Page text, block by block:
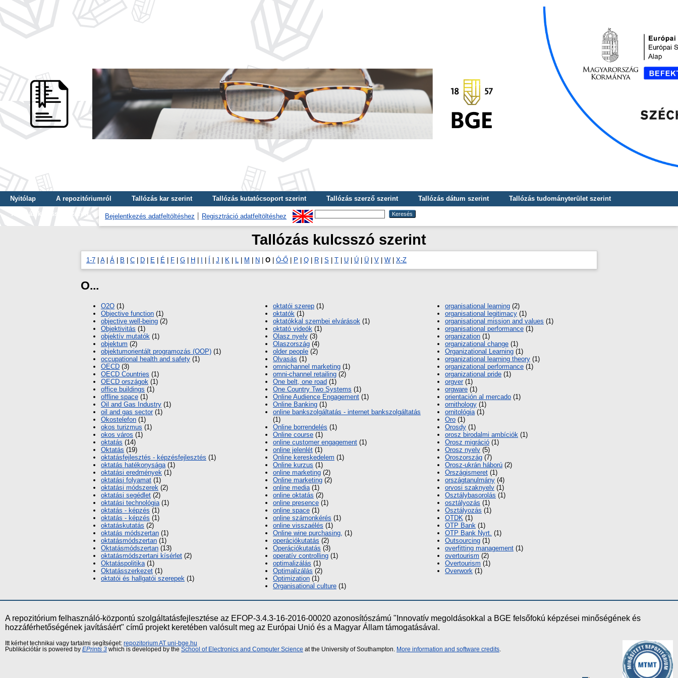
Nyitólap A repozitóriumról Tallózás kar szerint Tallózás kutatócsoport szerint Tallózás szerző szerint Tallózás dátum szerint
Tallózás tudományterület szerint
Tallózás kulcsszó szerint
Bejelentkezés adatfeltöltéshez Regisztráció adatfeltöltéshez
Tallózás kulcsszó szerint
1-7 A| Á B C D E É F G H J K L M N O Ó-Ő P Q R S T U Ú Ü V W X-Z
O...
O2O (1)
Objective function (1)
objective well-being (2)
Objektivitás (1)
objektív mutatók (1)
objektum (2)
objektumorientált programozás (OOP) (1)
occupational health and safety (1)
OECD (3)
OECD Countries (1)
OECD országok (1)
office buildings (1)
offline space (1)
Oil and Gas Industry (1)
oil and gas sector(1)
Okostelefon (1)
okos turizmus (1)
okos város (1)
oktatás (14)
Oktatás (19)
oktatásfejlesztés - képzésfejlesztés (1)
oktatás hatékonysága(1)
oktatási eredmények (1)
oktatási folyamat (1)
oktatási módszerek (2)
oktatási segédlet (2)
oktatási technológia(1)
oktatás - képzés (1)
oktatás - képzés (1)
oktatáskutatás (2)
oktatás módszertan (1)
oktatásmódszertan (1)
Oktatásmódszertan (13)
oktatásmódszertani kísérlet (2)
Oktatáspolitika(1)
Oktatásszerkezet (1)
oktatói és hallgatói szerepek (1)
oktatói szerep (1)
oktatók (1)
oktatókkal szembei elvárások (1)
oktató videók (1)
Olasz nyelv (3)
Olaszország (4)
older people (2)
Olvasás (1)
omnichannel marketing (1)
omni-channel retailing (2)
One belt, one road (1)
One Country Two Systems (1)
Online Audience Engagement (1)
Online Banking (1)
online bankszolgáltatás - internet bankszolgáltatás
(1)
Online borrendelés (1)
Online course (1)
online customer engagement (1)
online jelenlét (1)
Online kereskedelem (1)
Online kurzus (1)
online marketing (2)
Online marketing (2)
online media(1)
online oktatás (2)
online presence (1)
online space (1)
online számonkérés (1)
online visszaélés (1)
Online wine purchasing, (1)
operációkutatás (2)
Operációkutatás (3)
operatív controlling (1)
optimalizálás (1)
Optimalizálás (2)
Optimization (1)
Organisational culture (1)
organisational learning (2)
organisational legitimacy (1)
organisational mission and values (1)
organisational performance (1)
organization (1)
organizational change (1)
Organizational Learning (1)
organizational learning theory (1)
organizational performance (1)
organizational pride (1)
orgver(1)
orgware (1)
orientación al mercado (1)
ornithology (1)
ornitológia(1)
Oro (1)
Orosdy (1)
orosz birodalmi ambíciók (1)
Orosz migráció (1)
Orosz nyelv (5)
Oroszország (7)
Orosz-ukrán háború (2)
Országismeret (1)
országtanulmány (4)
orvosi szaknyelv (1)
Osztálybasorolás (1)
osztályozás (1)
Osztályozás (1)
OTDK (1)
OTP Bank (1)
OTP Bank Nyrt. (1)
Outsourcing (1)
overfitting management (1)
overtourism (2)
Overtourism (1)
Overwork (1)
A repozitórium felhasználó-központú szolgáltatásfejlesztése az EFOP-3.4.3-16-2016-00020 azonosítószámú "Innovatív megoldásokkal a BGE felsőfokú képzései minőségének és
hozzáférhetőségének javításáért" című projekt keretében valósult meg az Európai Unió és a Magyar Állam támogatásával.
Itt kérhet technikai vagy tartalmi segítséget: repozitorium AT uni-bge.hu
Publikációtár is powered by EPrints 3 which is developed by the School of Electronics and Computer Science at the University of Southampton. More information and software credits